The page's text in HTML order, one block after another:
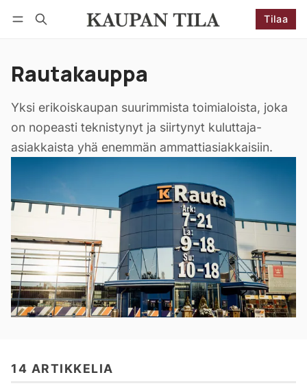
Tilaa
Rautakauppa
Yksi erikoiskaupan suurimmista toimialoista, joka
on nopeasti teknistynyt ja siirtynyt kuluttaja-
asiakkaista yhä enemmän ammattiasiakkaisiin.
14 ARTIKKELIA